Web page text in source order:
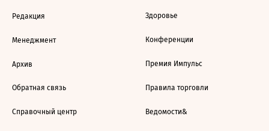
Редакция
Менеджмент
Архив
Обратная связь
Справочный центр
Здоровье
Конференции
Премия Импульс
Правила торговли
Ведомости&